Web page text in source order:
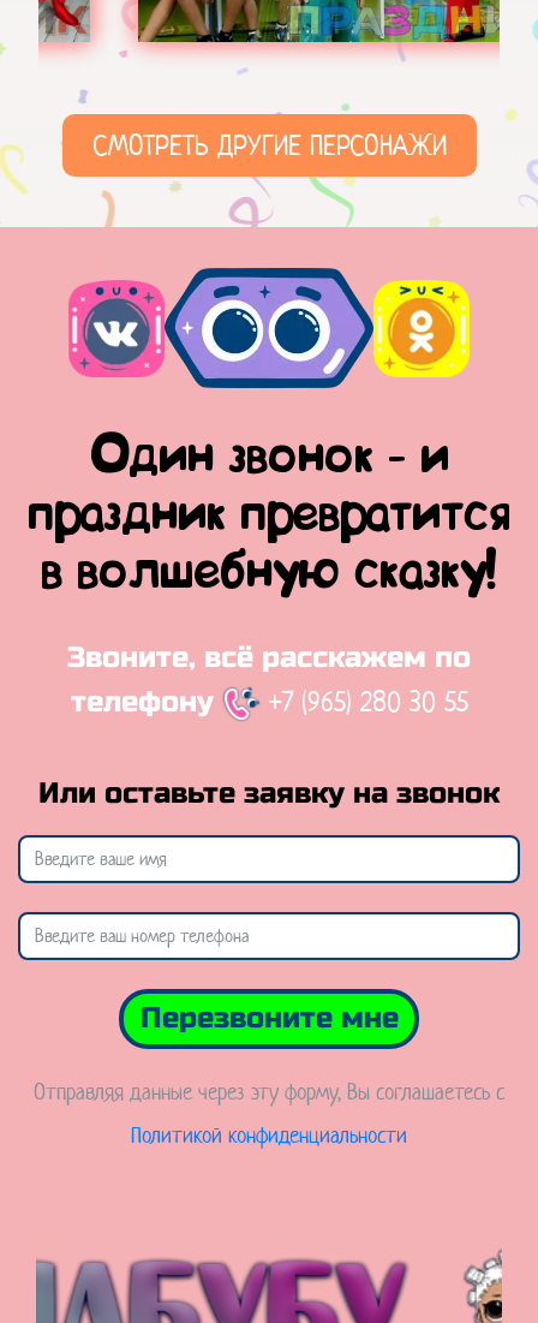
СМОТРЕТЬ ДРУГИЕ ПЕРСОНАЖИ
Один звонок - и
праздник превратится
в волшебную сказку!
Звоните, всё расскажем по
телефону
+7 (965) 280 30 55
Или оставьте заявку на звонок
Перезвоните мне
Отправляя данные через эту форму, Вы соглашаетесь с
Политикой конфиденциальности